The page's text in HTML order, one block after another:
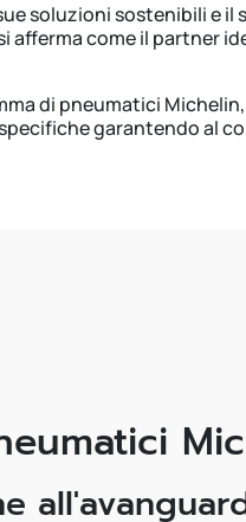
soluzioni sostenibili e il
afferma come il partner
di pneumatici
garantendo al